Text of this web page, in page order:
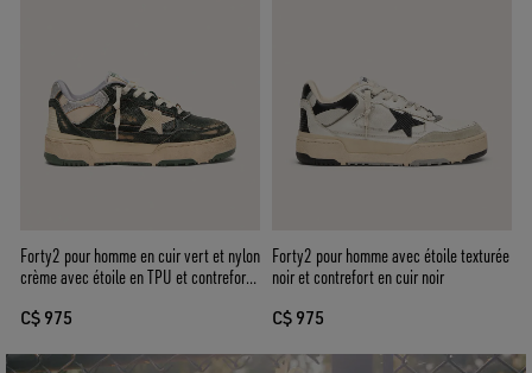
Forty2 pour homme en cuir vert et nylon
crème avec étoile en TPU et contrefort
C$ 975
Forty2 pour homme avec étoile texturée
noir et contrefort en cuir noir
C$ 975